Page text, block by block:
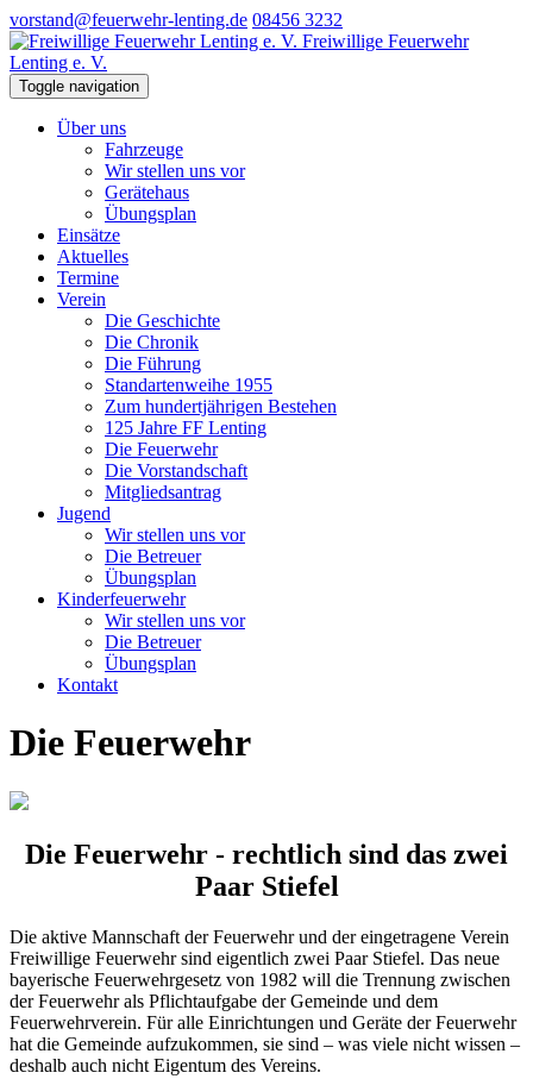
vorstand@feuerwehr-lenting.de 08456 3232
Freiwillige Feuerwehr
Lenting e. V.
Toggle navigation
Über uns
Fahrzeuge
Wir stellen uns vor
Gerätehaus
Übungsplan
Einsätze
Aktuelles
Termine
Verein
Die Geschichte
Die Chronik
Die Führung
Standartenweihe 1955
Zum hundertjährigen Bestehen
125 Jahre FF Lenting
Die Feuerwehr
Die Vorstandschaft
Mitgliedsantrag
Jugend
Wir stellen uns vor
Die Betreuer
Übungsplan
Kinderfeuerwehr
Wir stellen uns vor
Die Betreuer
Übungsplan
Kontakt
Die Feuerwehr
Die Feuerwehr - rechtlich sind das zwei
Paar Stiefel
Die aktive Mannschaft der Feuerwehr und der eingetragene Verein
Freiwillige Feuerwehr sind eigentlich zwei Paar Stiefel. Das neue
bayerische Feuerwehrgesetz von 1982 will die Trennung zwischen
der Feuerwehr als Pflichtaufgabe der Gemeinde und dem
Feuerwehrverein. Für alle Einrichtungen und Geräte der Feuerwehr
hat die Gemeinde aufzukommen, sie sind – was viele nicht wissen –
deshalb auch nicht Eigentum des Vereins.